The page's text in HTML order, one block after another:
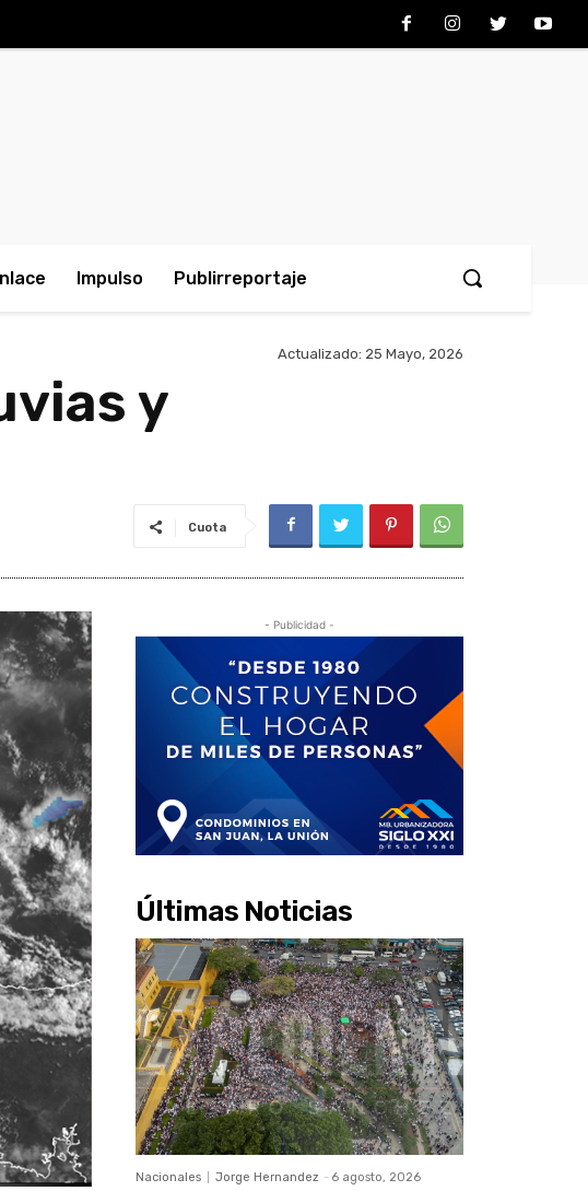
Impulso Publirreportaje
Actualizado: 25 Mayo, 2026
y
Cuota
- Publicidad -
Últimas Noticias
Nacionales Jorge Hernandez - 6 agosto, 2026